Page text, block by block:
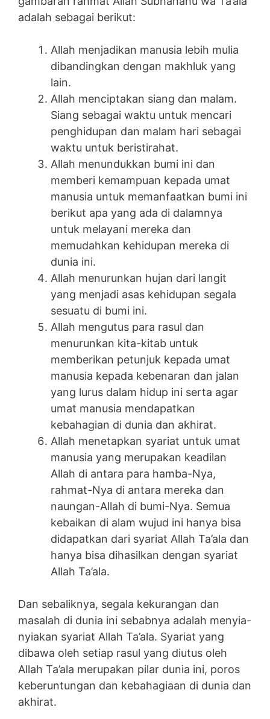
adalah sebagai berikut:
Allah menjadikan manusia lebih mulia
dibandingkan dengan makhluk yang
lain.
Allah menciptakan siang dan malam.
Siang sebagai waktu untuk mencari
penghidupan dan malam hari sebagai
waktu untuk beristirahat.
Allah menundukkan bumi ini dan
memberi kemampuan kepada umat
manusia untuk memanfaatkan bumi ini
berikut apa yang ada di dalamnya
untuk melayani mereka dan
memudahkan kehidupan mereka di
dunia ini.
Allah menurunkan hujan dari langit
yang menjadi asas kehidupan segala
sesuatu di bumi ini.
Allah mengutus para rasul dan
menurunkan kita-kitab untuk
memberikan petunjuk kepada umat
manusia kepada kebenaran dan jalan
yang lurus dalam hidup ini serta agar
umat manusia mendapatkan
kebahagian di dunia dan akhirat.
Allah menetapkan syariat untuk umat
manusia yang merupakan keadilan
Allah di antara para hamba-Nya,
rahmat-Nya di antara mereka dan
naungan-Allah di bumi-Nya. Semua
kebaikan di alam wujud ini hanya bisa
didapatkan dari syariat Allah Ta’ala dan
hanya bisa dihasilkan dengan syariat
Allah Ta’ala.
Dan sebaliknya, segala kekurangan dan
masalah di dunia ini sebabnya adalah menyia-
nyiakan syariat Allah Ta’ala. Syariat yang
dibawa oleh setiap rasul yang diutus oleh
Allah Ta’ala merupakan pilar dunia ini, poros
keberuntungan dan kebahagiaan di dunia dan
akhirat.